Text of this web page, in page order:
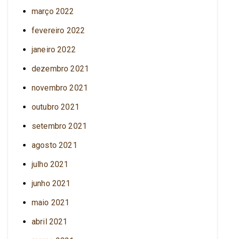
março 2022
fevereiro 2022
janeiro 2022
dezembro 2021
novembro 2021
outubro 2021
setembro 2021
agosto 2021
julho 2021
junho 2021
maio 2021
abril 2021